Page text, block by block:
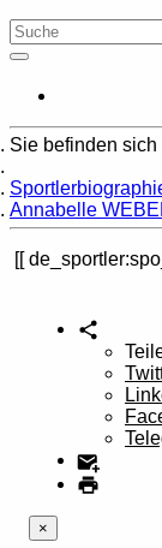
Sie befinden sich
Annabelle
×